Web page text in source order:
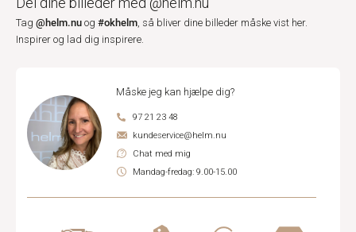
Tag @helm.nu og #okhelm, så bliver dine billeder måske vist her.
Inspirer og lad dig inspirere.
Måske jeg kan hjælpe dig?
97 21 23 48
kundeservice@helm.nu
Chat med mig
Mandag-fredag: 9.00-15.00